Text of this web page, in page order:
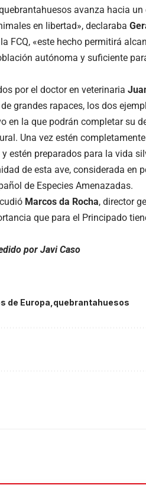
avanza hacia
en libertad», declaraba
FCQ, «este hecho permitirá
autónoma y suficiente
por el doctor en veterinaria
grandes rapaces, los dos
en la que podrán completar su
Una vez estén
y estén preparados para la vida
de esta ave, considerada en
de Especies Amenazadas.
Marcos da Rocha, director
que para el Principado
por Javi Caso
de Europa quebrantahuesos